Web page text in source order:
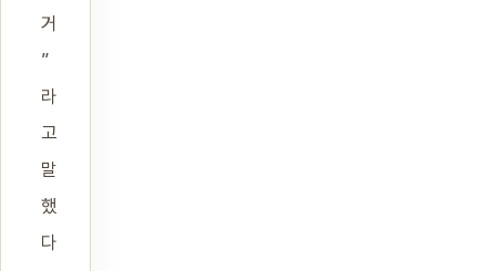
거
”
라
고
말
했
다